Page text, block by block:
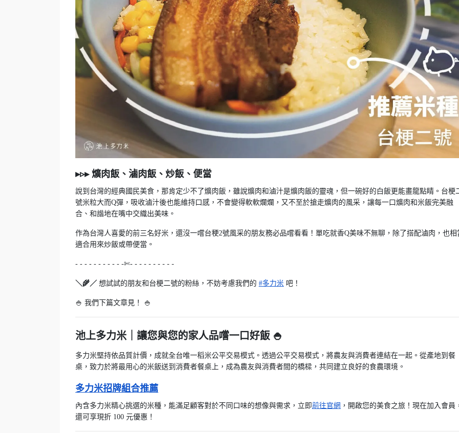
▸▹▸ 爌肉飯、滷肉飯、炒飯、便當
說到台灣的經典國民美食，那肯定少不了爌肉飯，雖說爌肉和滷汁是爌肉飯的靈魂，但一碗好的白飯更能畫龍點睛。台梗
號米粒大而Q彈，吸收滷汁後也能維持口感，不會變得軟軟爛爛，又不至於搶走爌肉的風采，讓每一口爌肉和米飯完美融
合、和諧地在嘴中交織出美味。
作為台灣人喜愛的前三名好米，還沒一嚐台稉2號風采的朋友務必品嚐看看！單吃就香Q美味不無聊，除了搭配滷肉，也相
適合用來炒飯或帶便當。
- - - - - - - - - - -✄- - - - - - - - - -
＼🌾／ 想試試的朋友和台梗二號的粉絲，不妨考慮我們的 #多力米 吧！
🍚 我們下篇文章見！ 🍚
池上多力米｜讓您與您的家人品嚐一口好飯 🍚
多力米堅持依品質計價，成就全台唯一稻米公平交易模式。透過公平交易模式，將農友與消費者連結在一起。從產地到餐
桌，致力於將最用心的米飯送到消費者餐桌上，成為農友與消費者間的橋樑，共同建立良好的食農環境。
多力米招牌組合推薦
內含多力米精心挑選的米種，能滿足顧客對於不同口味的想像與需求，立即前往官網 ，開啟您的美食之旅！現在加入會員
還可享現折 100 元優惠！